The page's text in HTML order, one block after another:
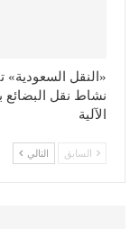
«النقل السعودية»
نشاط نقل البضائع
الآلية
السابق التالي